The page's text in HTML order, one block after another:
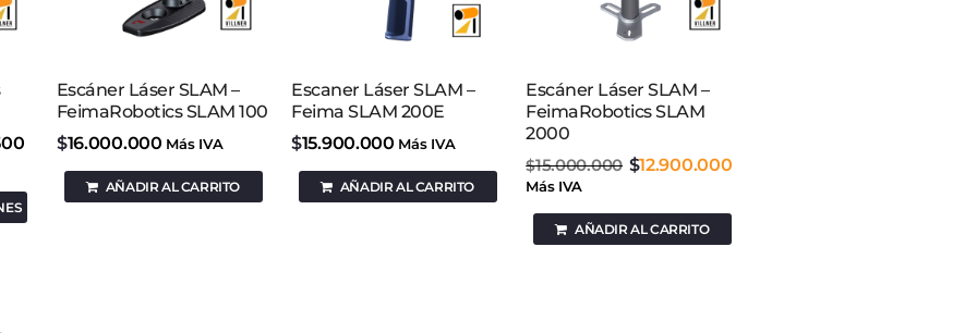
Escáner Láser SLAM –
FeimaRobotics SLAM 100
$16.000.000 Más IVA
AÑADIR AL CARRITO
Escaner Láser SLAM –
Feima SLAM 200E
$15.900.000 Más IVA
AÑADIR AL CARRITO
Escáner Láser SLAM –
FeimaRobotics SLAM
2000
$15.000.000 $12.900.000
Más IVA
AÑADIR AL CARRITO